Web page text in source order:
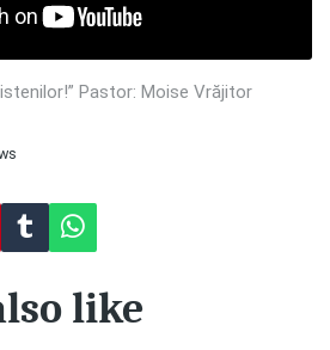
Pastor: Moise Vrăjitor
like